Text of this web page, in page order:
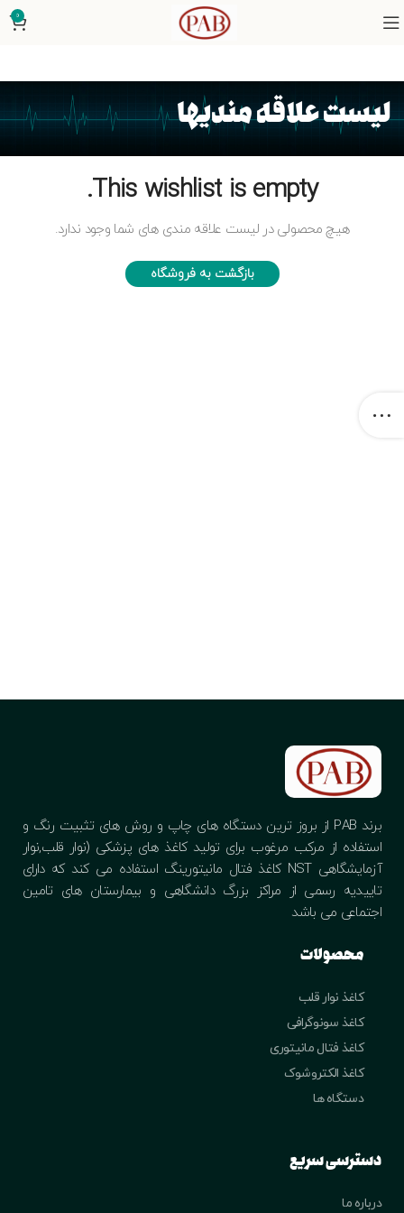
0
لیست علاقه مندیها
This wishlist is empty.
هیچ محصولی در لیست علاقه مندی های شما وجود ندارد.
بازگشت به فروشگاه
برند PAB از بروز ترین دستگاه های چاپ و روش های تثبیت رنگ و
استفاده از مرکب مرغوب برای تولید کاغذ های پزشکی (نوار قلب,نوار
آزمایشگاهی NST کاغذ فتال مانیتورینگ استفاده می کند که دارای
تاییدیه رسمی از مراکز بزرگ دانشگاهی و بیمارستان های تامین
اجتماعی می باشد
محصولات
کاغذ نوار قلب
کاغذ سونوگرافی
کاغذ فتال مانیتوری
کاغذ الکتروشوک
دستگاه ها
دسترسی سریع
درباره ما